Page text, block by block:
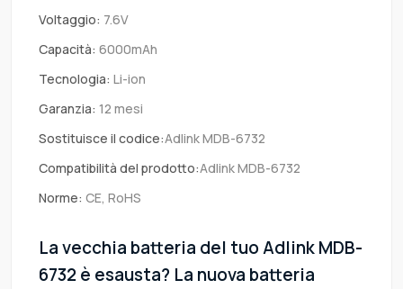
Voltaggio: 7.6V
Capacità: 6000mAh
Tecnologia: Li-ion
Garanzia: 12 mesi
Sostituisce il codice:Adlink MDB-6732
Compatibilità del prodotto:Adlink MDB-6732
Norme: CE, RoHS
La vecchia batteria del tuo Adlink MDB-
6732 è esausta? La nuova batteria